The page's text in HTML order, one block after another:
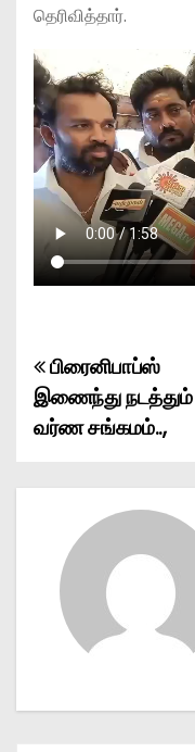
தெரிவித்தார்.
P
o
பிரைனிபாப்ஸ்
இணைந்து நடத்தும்
வர்ண சங்கமம்..,